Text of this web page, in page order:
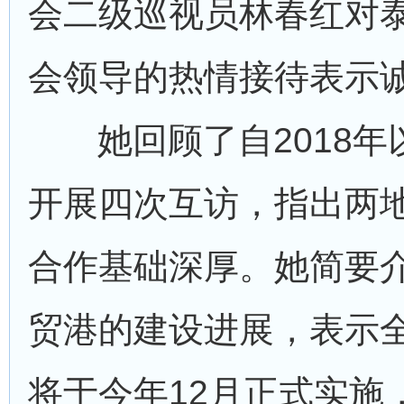
会二级巡视员林春红对
会领导的热情接待表示
她回顾了自2018年
开展四次互访，指出两
合作基础深厚。她简要
贸港的建设进展，表示
将于今年12月正式实施